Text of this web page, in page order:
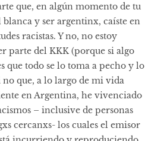
que, en algún momento de tu
y ser argentinx, caíste en
racistas. Y no, no estoy
parte del KKK (porque si algo
que todo se lo toma a pecho y lo
que, a lo largo de mi vida
en Argentina, he vivenciado
– inclusive de personas
cercanxs- los cuales el emisor